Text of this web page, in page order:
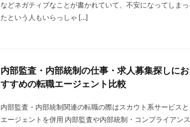
などネガティブなことが書かれていて、不安になってしまっ
たという人もいらっしゃ […]
内部監査・内部統制の仕事・求人募集探しにお
すすめの転職エージェント比較
内部監査・内部統制関連の転職の際はスカウト系サービスと
エージェントを併用 内部監査や内部統制・コンプライアンス